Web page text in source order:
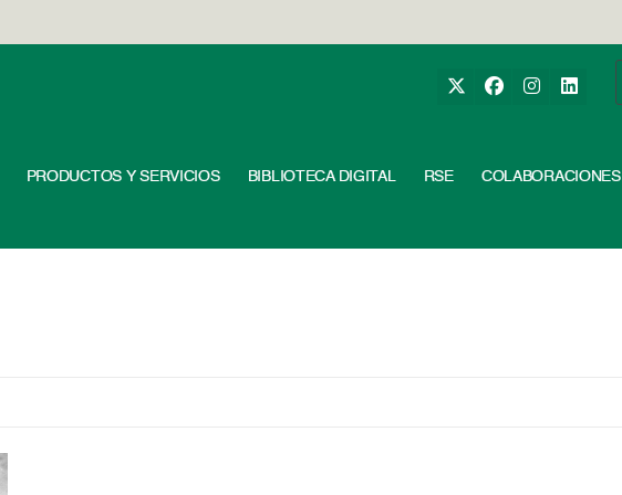
PRODUCTOS Y SERVICIOS BIBLIOTECA DIGITAL RSE COLABORACIONES